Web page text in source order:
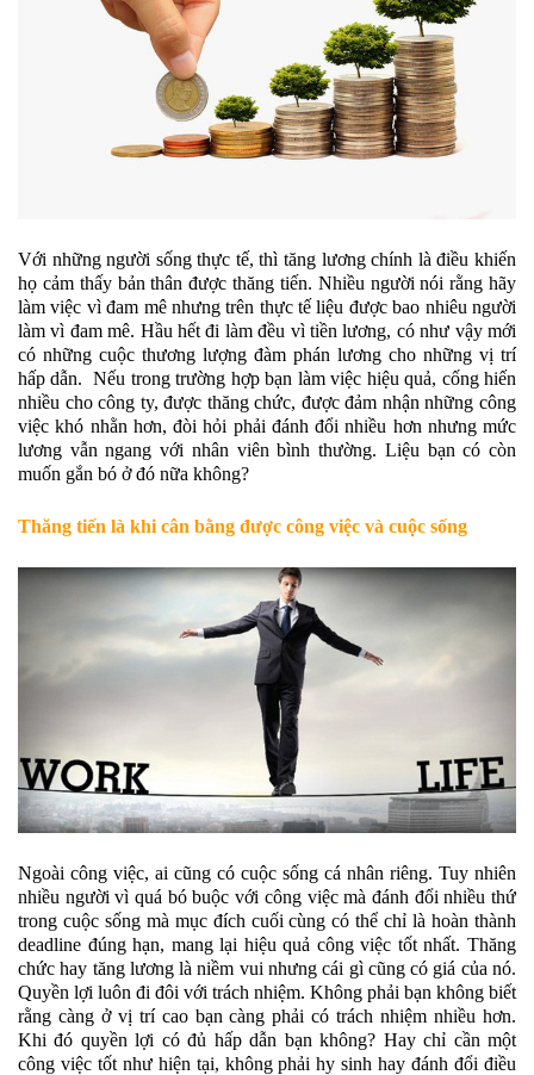
Với những người sống thực tế, thì tăng lương chính là điều khiến
họ cảm thấy bản thân được thăng tiến. Nhiều người nói rằng hãy
làm việc vì đam mê nhưng trên thực tế liệu được bao nhiêu người
làm vì đam mê. Hầu hết đi làm đều vì tiền lương, có như vậy mới
có những cuộc thương lượng đàm phán lương cho những vị trí
hấp dẫn. Nếu trong trường hợp bạn làm việc hiệu quả, cống hiến
nhiều cho công ty, được thăng chức, được đảm nhận những công
việc khó nhằn hơn, đòi hỏi phải đánh đổi nhiều hơn nhưng mức
lương vẫn ngang với nhân viên bình thường. Liệu bạn có còn
muốn gắn bó ở đó nữa không?
Thăng tiến là khi cân bằng được công việc và cuộc sống
Ngoài công việc, ai cũng có cuộc sống cá nhân riêng. Tuy nhiên
nhiều người vì quá bó buộc với công việc mà đánh đổi nhiều thứ
trong cuộc sống mà mục đích cuối cùng có thể chỉ là hoàn thành
deadline đúng hạn, mang lại hiệu quả công việc tốt nhất. Thăng
chức hay tăng lương là niềm vui nhưng cái gì cũng có giá của nó.
Quyền lợi luôn đi đôi với trách nhiệm. Không phải bạn không biết
rằng càng ở vị trí cao bạn càng phải có trách nhiệm nhiều hơn.
Khi đó quyền lợi có đủ hấp dẫn bạn không? Hay chỉ cần một
công việc tốt như hiện tại, không phải hy sinh hay đánh đổi điều